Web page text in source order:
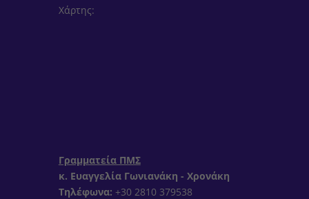
Χάρτης:
Γραμματεία ΠΜΣ
κ. Ευαγγελία Γωνιανάκη - Χρονάκη
Τηλέφωνα: +30 2810 379538